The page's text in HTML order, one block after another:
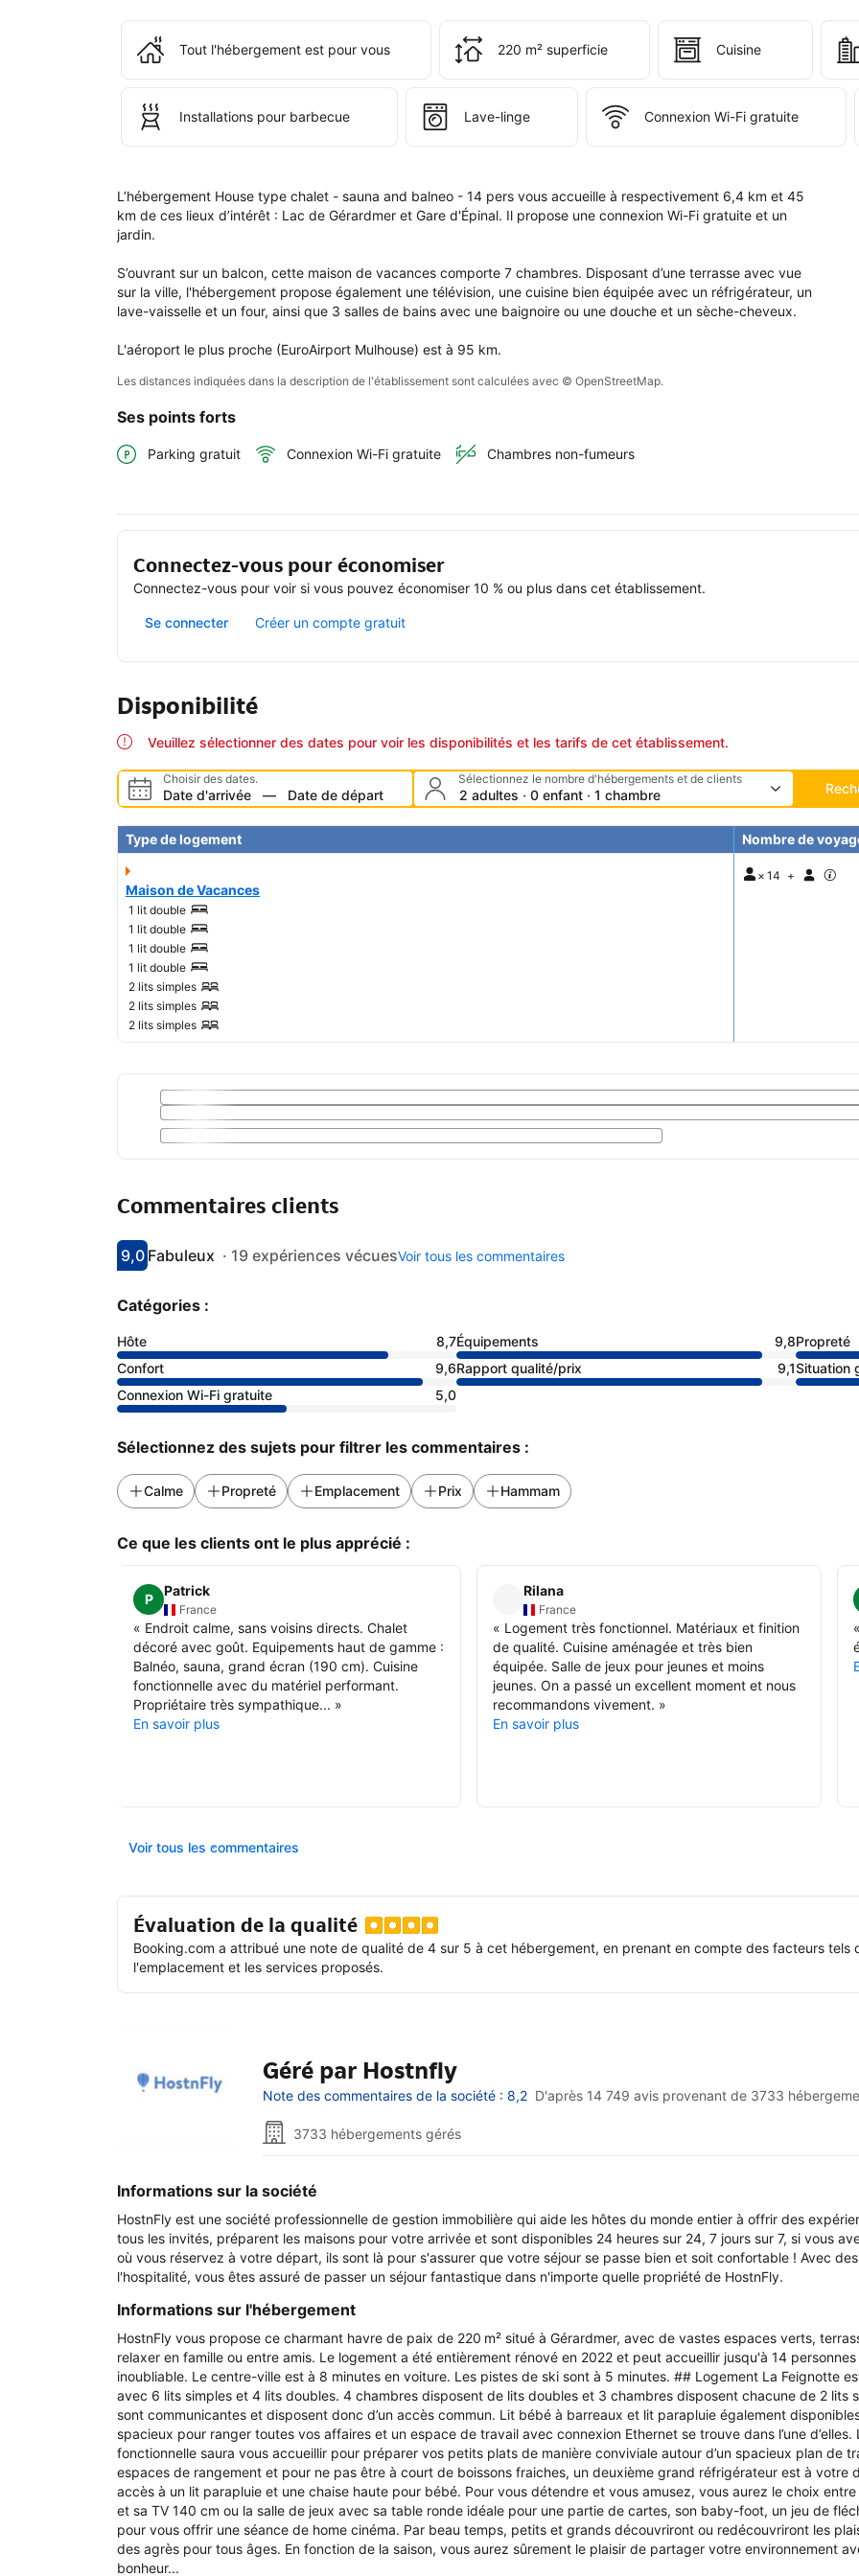
ainsi
votre
compte.
Tout l'hébergement est pour vous 220 m² superficie Cuisine
Installations pour barbecue Lave-linge Connexion Wi-Fi gratuite
L’hébergement House type chalet - sauna and balneo - 14 pers vous accueille à respectivement 6,4 km et 45
km de ces lieux d’intérêt : Lac de Gérardmer et Gare d'Épinal. Il propose une connexion Wi-Fi gratuite et un
jardin.
S’ouvrant sur un balcon, cette maison de vacances comporte 7 chambres. Disposant d’une terrasse avec vue
sur la ville, l'hébergement propose également une télévision, une cuisine bien équipée avec un réfrigérateur, un
lave-vaisselle et un four, ainsi que 3 salles de bains avec une baignoire ou une douche et un sèche-cheveux.
L'aéroport le plus proche (EuroAirport Mulhouse) est à 95 km.
Les distances indiquées dans la description de l'établissement sont calculées avec © OpenStreetMap.
Ses points forts
Parking gratuit Connexion Wi-Fi gratuite Chambres non-fumeurs
Connectez-vous pour économiser
Connectez-vous pour voir si vous pouvez économiser 10 % ou plus dans cet établissement.
Se connecter Créer un compte gratuit
Disponibilité
Veuillez sélectionner des dates pour voir les disponibilités et les tarifs de cet établissement.
Choisir des dates.
Date d'arrivée — Date de départ
Sélectionnez le nombre d'hébergements et de clients
2 adultes · 0 enfant · 1 chambre
Type de logement Nombre de
Maison de Vacances
1 lit double
1 lit double
1 lit double
1 lit double
2 lits simples
2 lits simples
2 lits simples
× 14 +
Commentaires clients
Avec une note de 9
9,0
fabuleuxFabuleux · 19 expériences vécuesVoir tous les commentaires
Catégories :
Hôte 8,7Équipements 9,8Propreté
Confort
9,6Rapport qualité/prix 9,1Situation
Connexion Wi-Fi gratuite
5,0
Sélectionnez des sujets pour filtrer les commentaires :
Calme Propreté Emplacement Prix Hammam
Ce que les clients ont le plus apprécié :
P
Patrick
France
« Endroit calme, sans voisins directs. Chalet
décoré avec goût. Equipements haut de gamme :
Balnéo, sauna, grand écran (190 cm). Cuisine
fonctionnelle avec du matériel performant.
Propriétaire très sympathique... »
En savoir plus
Rilana
France
« Logement très fonctionnel. Matériaux et finition
de qualité. Cuisine aménagée et très bien
équipée. Salle de jeux pour jeunes et moins
jeunes. On a passé un excellent moment et nous
recommandons vivement. »
En savoir plus
«
Voir tous les commentaires
Évaluation de la qualité
Booking.com a attribué une note de qualité de 4 sur 5 à cet hébergement, en prenant en compte des facteurs tels
l'emplacement et les services proposés.
Géré par Hostnfly
Note des commentaires de la société : 8,2 D'après 14 749 avis provenant de 3733
3733 hébergements gérés
Informations sur la société
HostnFly est une société professionnelle de gestion immobilière qui aide les hôtes du monde entier à offrir des
tous les invités, préparent les maisons pour votre arrivée et sont disponibles 24 heures sur 24, 7 jours sur 7, si vous
où vous réservez à votre départ, ils sont là pour s'assurer que votre séjour se passe bien et soit confortable ! Avec
l'hospitalité, vous êtes assuré de passer un séjour fantastique dans n'importe quelle propriété de HostnFly.
Informations sur l'hébergement
HostnFly vous propose ce charmant havre de paix de 220 m² situé à Gérardmer, avec de vastes espaces verts,
relaxer en famille ou entre amis. Le logement a été entièrement rénové en 2022 et peut accueillir jusqu'à 14
inoubliable. Le centre-ville est à 8 minutes en voiture. Les pistes de ski sont à 5 minutes. ## Logement La Feignotte
avec 6 lits simples et 4 lits doubles. 4 chambres disposent de lits doubles et 3 chambres disposent chacune de 2 lits
sont communicantes et disposent donc d’un accès commun. Lit bébé à barreaux et lit parapluie également
spacieux pour ranger toutes vos affaires et un espace de travail avec connexion Ethernet se trouve dans l’une
fonctionnelle saura vous accueillir pour préparer vos petits plats de manière conviviale autour d’un spacieux plan de
espaces de rangement et pour ne pas être à court de boissons fraiches, un deuxième grand réfrigérateur est à votre
accès à un lit parapluie et une chaise haute pour bébé. Pour vous détendre et vous amusez, vous aurez le choix
et sa TV 140 cm ou la salle de jeux avec sa table ronde idéale pour une partie de cartes, son baby-foot, un jeu de
pour vous offrir une séance de home cinéma. Par beau temps, petits et grands découvriront ou redécouvriront les
des agrès pour tous âges. En fonction de la saison, vous aurez sûrement le plaisir de partager votre environnement
bonheur...